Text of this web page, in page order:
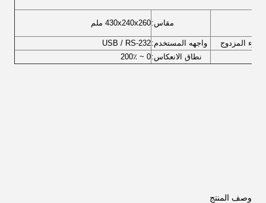
مقاس:430x240x260 ملم
المزدوج واجهه المستخدم:USB / RS-232
نطاق الانعكاس:0 ~ 200٪
وصف المنتج